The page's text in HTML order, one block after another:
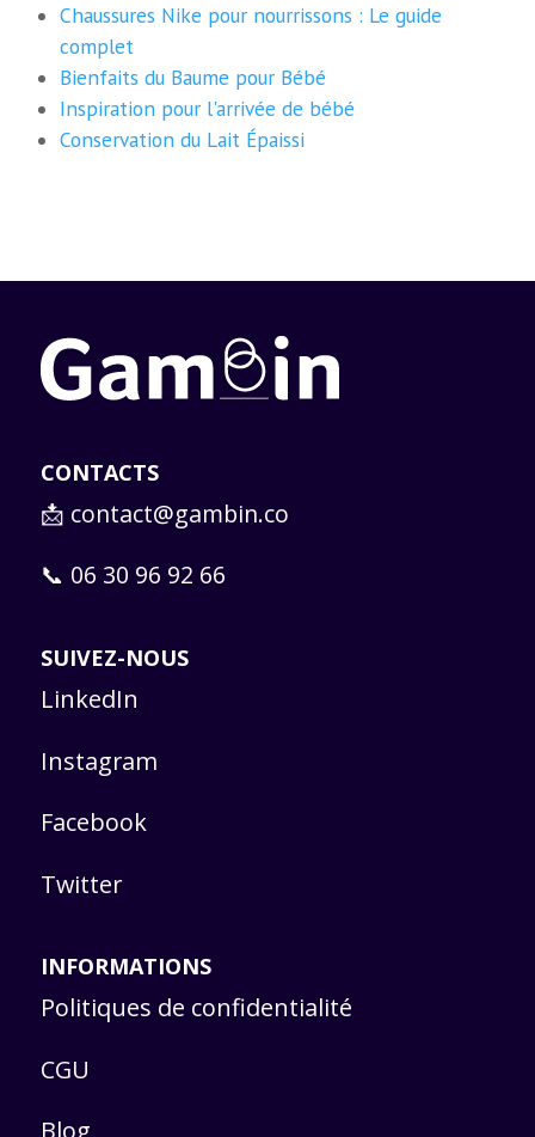
Chaussures Nike pour nourrissons : Le guide
complet
Bienfaits du Baume pour Bébé
Inspiration pour l'arrivée de bébé
Conservation du Lait Épaissi
CONTACTS
📩 contact@gambin.co
📞 06 30 96 92 66
SUIVEZ-NOUS
LinkedIn
Instagram
Facebook
Twitter
INFORMATIONS
Politiques de confidentialité
CGU